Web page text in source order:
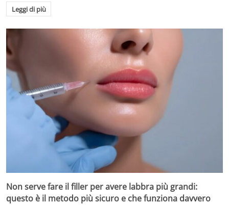
Leggi di più
Non serve fare il filler per avere labbra più grandi:
questo è il metodo più sicuro e che funziona davvero